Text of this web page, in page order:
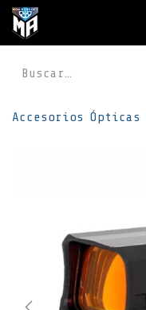
Ir al contenido
Accesorios Ópticas